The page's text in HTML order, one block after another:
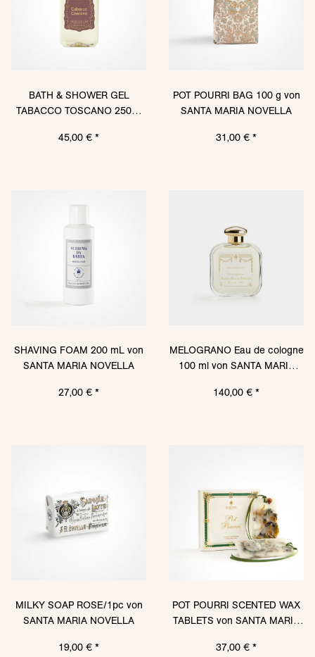
BATH & SHOWER GEL
TABACCO TOSCANO 250ml
NOVELLA
45,00 € *
POT POURRI BAG 100 g von
SANTA MARIA NOVELLA
31,00 € *
SHAVING FOAM 200 mL von
SANTA MARIA NOVELLA
27,00 € *
MELOGRANO Eau de cologne
100 ml von SANTA MARIA
140,00 € *
MILKY SOAP ROSE/1pc von
SANTA MARIA NOVELLA
19,00 € *
POT POURRI SCENTED WAX
TABLETS von SANTA MARIA
37,00 € *